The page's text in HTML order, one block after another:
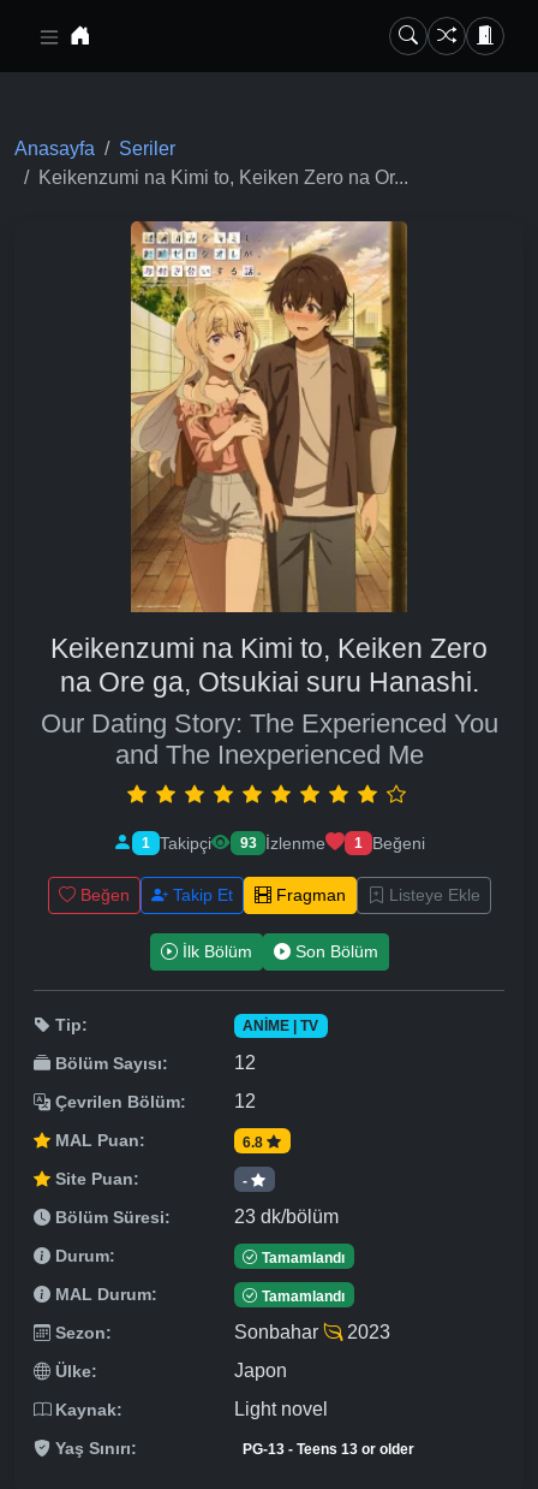
Anasayfa
Seriler
Keikenzumi na Kimi to, Keiken Zero na Or...
Keikenzumi na Kimi to, Keiken Zero
na Ore ga, Otsukiai suru Hanashi.
Our Dating Story: The Experienced You
and The Inexperienced Me
1 Takipçi 93 İzlenme 1 Beğeni
Beğen Takip Et Fragman Listeye Ekle
İlk Bölüm Son Bölüm
Tip: ANIME | TV
Bölüm Sayısı: 12
Çevrilen Bölüm: 12
MAL Puan: 6.8
Site Puan: -
Bölüm Süresi: 23 dk/bölüm
Durum: Tamamlandı
MAL Durum: Tamamlandı
Sezon: Sonbahar 2023
Ülke: Japon
Kaynak: Light novel
Yaş Sınırı: PG-13 - Teens 13 or older